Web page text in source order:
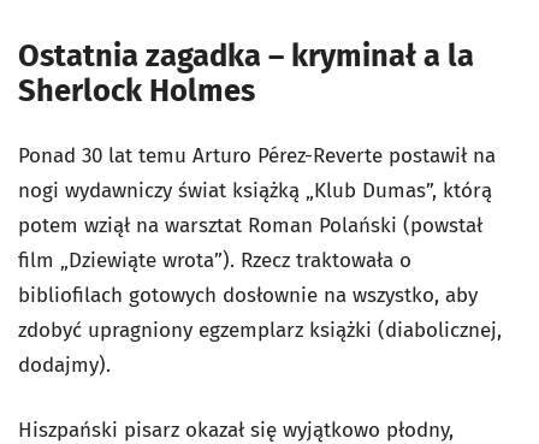
Ostatnia zagadka – kryminał a la
Sherlock Holmes
Ponad 30 lat temu Arturo Pérez-Reverte postawił na
nogi wydawniczy świat książką „Klub Dumas”, którą
potem wziął na warsztat Roman Polański (powstał
film „Dziewiąte wrota”). Rzecz traktowała o
bibliofilach gotowych dosłownie na wszystko, aby
zdobyć upragniony egzemplarz książki (diabolicznej,
dodajmy).
Hiszpański pisarz okazał się wyjątkowo płodny,